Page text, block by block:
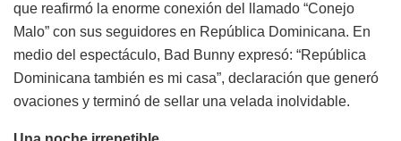
que reafirmó la enorme conexión del llamado “Conejo
Malo” con sus seguidores en República Dominicana. En
medio del espectáculo, Bad Bunny expresó: “República
Dominicana también es mi casa”, declaración que generó
ovaciones y terminó de sellar una velada inolvidable.